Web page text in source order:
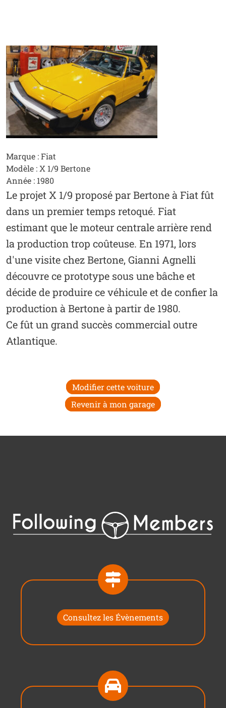
Marque : Fiat
Modèle : X 1/9 Bertone
Année : 1980
Le projet X 1/9 proposé par Bertone à Fiat fût
dans un premier temps retoqué. Fiat
estimant que le moteur centrale arrière rend
la production trop coûteuse. En 1971, lors
d'une visite chez Bertone, Gianni Agnelli
découvre ce prototype sous une bâche et
décide de produire ce véhicule et de confier la
production à Bertone à partir de 1980.
Ce fût un grand succès commercial outre
Atlantique.
Modifier cette voiture
Revenir à mon garage
Consultez les Évènements